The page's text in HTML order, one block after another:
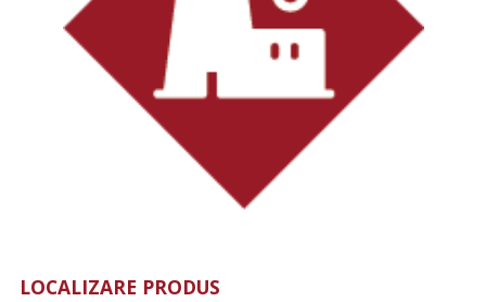
LOCALIZARE PRODUS